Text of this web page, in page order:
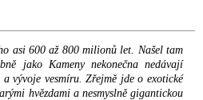
asi 600 až 800 milionů let. Našel tam
jako Kameny nekonečna nedávají
vývoje vesmíru. Zřejmě jde o exotické
hvězdami a nesmyslně gigantickou